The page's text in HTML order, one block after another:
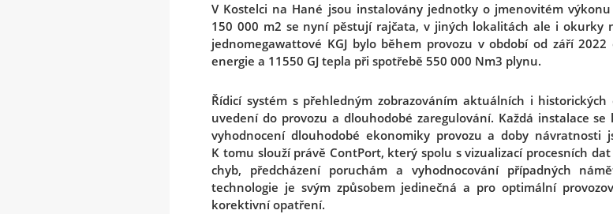
V Kostelci na Hané jsou instalovány jednotky o jmenovitém
150 000 m2 se nyní pěstují rajčata, v jiných lokalitách ale i okurky
jednomegawattové KGJ bylo během provozu v období od září
energie a 11550 GJ tepla při spotřebě 550 000 Nm3 plynu.
Řídicí systém s přehledným zobrazováním aktuálních i
uvedení do provozu a dlouhodobé zaregulování. Každá instalace
vyhodnocení dlouhodobé ekonomiky provozu a doby
K tomu slouží právě ContPort, který spolu s vizualizací procesních
chyb, předcházení poruchám a vyhodnocování případných
technologie je svým způsobem jedinečná a pro optimální
korektivní opatření.